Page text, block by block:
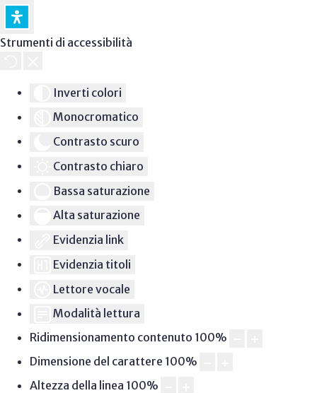
Strumenti di accessibilità
Inverti colori
Monocromatico
Contrasto scuro
Contrasto chiaro
Bassa saturazione
Alta saturazione
Evidenzia link
Evidenzia titoli
Lettore vocale
Modalità lettura
Ridimensionamento contenuto 100%
Dimensione del carattere 100%
Altezza della linea 100%